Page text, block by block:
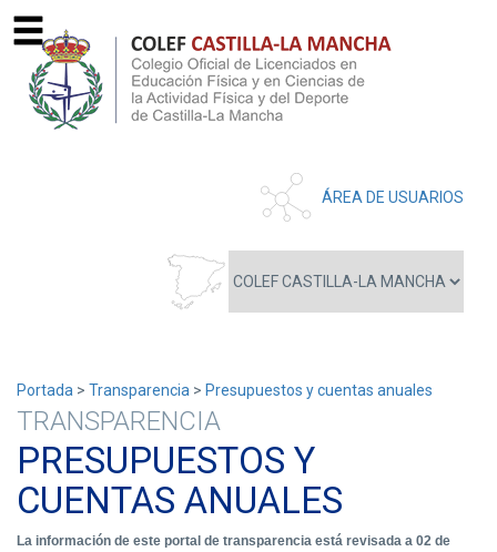
ÁREA DE USUARIOS
Portada > Transparencia > Presupuestos y cuentas anuales
TRANSPARENCIA
PRESUPUESTOS Y
CUENTAS ANUALES
La información de este portal de transparencia está revisada a 02 de